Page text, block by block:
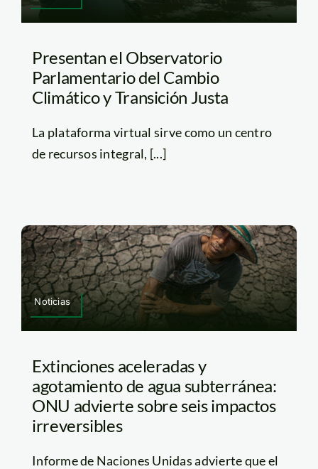
Presentan el Observatorio
Parlamentario del Cambio
Climático y Transición Justa
La plataforma virtual sirve como un centro
de recursos integral, [...]
Noticias
Extinciones aceleradas y
agotamiento de agua subterránea:
ONU advierte sobre seis impactos
irreversibles
Informe de Naciones Unidas advierte que el